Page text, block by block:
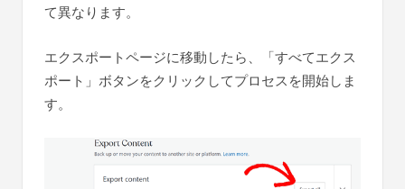
て異なります。
エクスポートページに移動したら、「すべてエクス
ポート」ボタンをクリックしてプロセスを開始しま
す。